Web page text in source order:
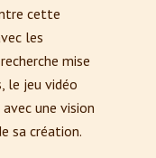
cette
les
mise
le jeu vidéo
une vision
sa création.